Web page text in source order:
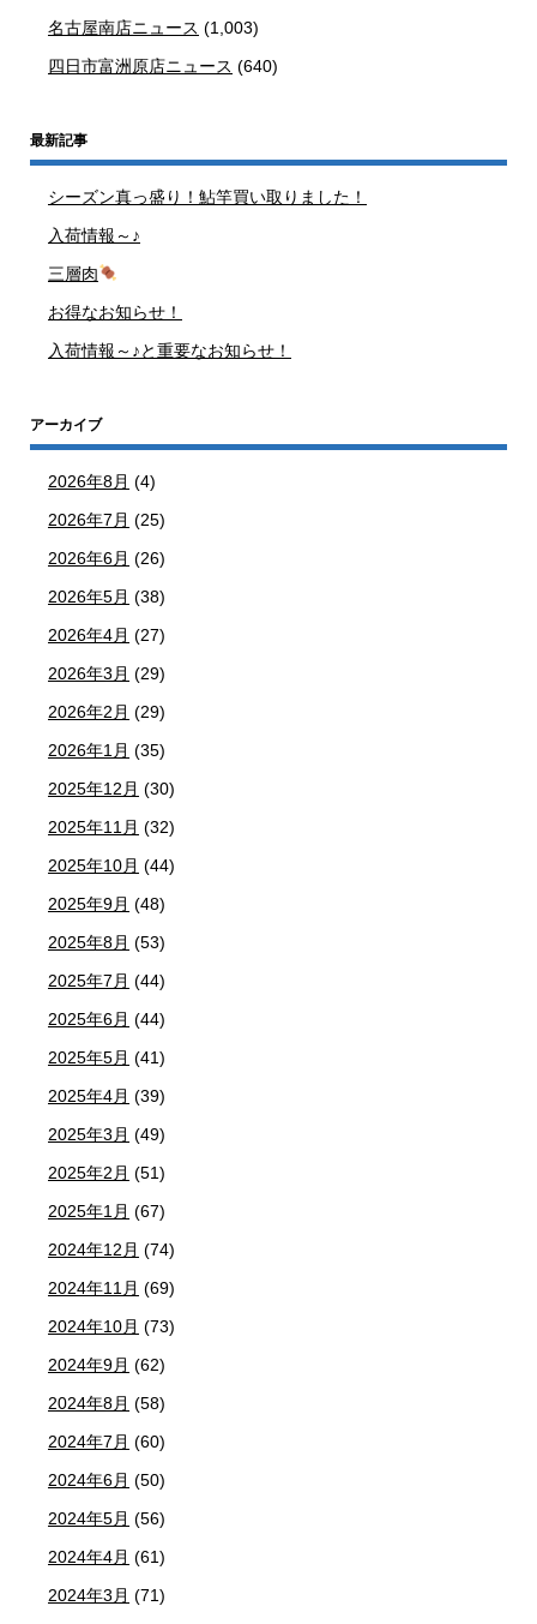
名古屋南店ニュース (1,003)
四日市富洲原店ニュース (640)
最新記事
シーズン真っ盛り！鮎竿買い取りました！
入荷情報～♪
三層肉
お得なお知らせ！
入荷情報～♪と重要なお知らせ！
アーカイブ
2026年8月 (4)
2026年7月 (25)
2026年6月 (26)
2026年5月 (38)
2026年4月 (27)
2026年3月 (29)
2026年2月 (29)
2026年1月 (35)
2025年12月 (30)
2025年11月 (32)
2025年10月 (44)
2025年9月 (48)
2025年8月 (53)
2025年7月 (44)
2025年6月 (44)
2025年5月 (41)
2025年4月 (39)
2025年3月 (49)
2025年2月 (51)
2025年1月 (67)
2024年12月 (74)
2024年11月 (69)
2024年10月 (73)
2024年9月 (62)
2024年8月 (58)
2024年7月 (60)
2024年6月 (50)
2024年5月 (56)
2024年4月 (61)
2024年3月 (71)